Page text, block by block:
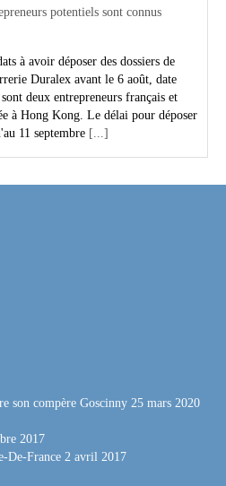
potentiels sont connus
à avoir déposer des dossiers de
Duralex avant le 6 août, date
deux entrepreneurs français et
à Hong Kong. Le délai pour déposer
11 septembre [...]
son compère Goscinny 25 mars 2020
2017
De-France 2 avril 2017